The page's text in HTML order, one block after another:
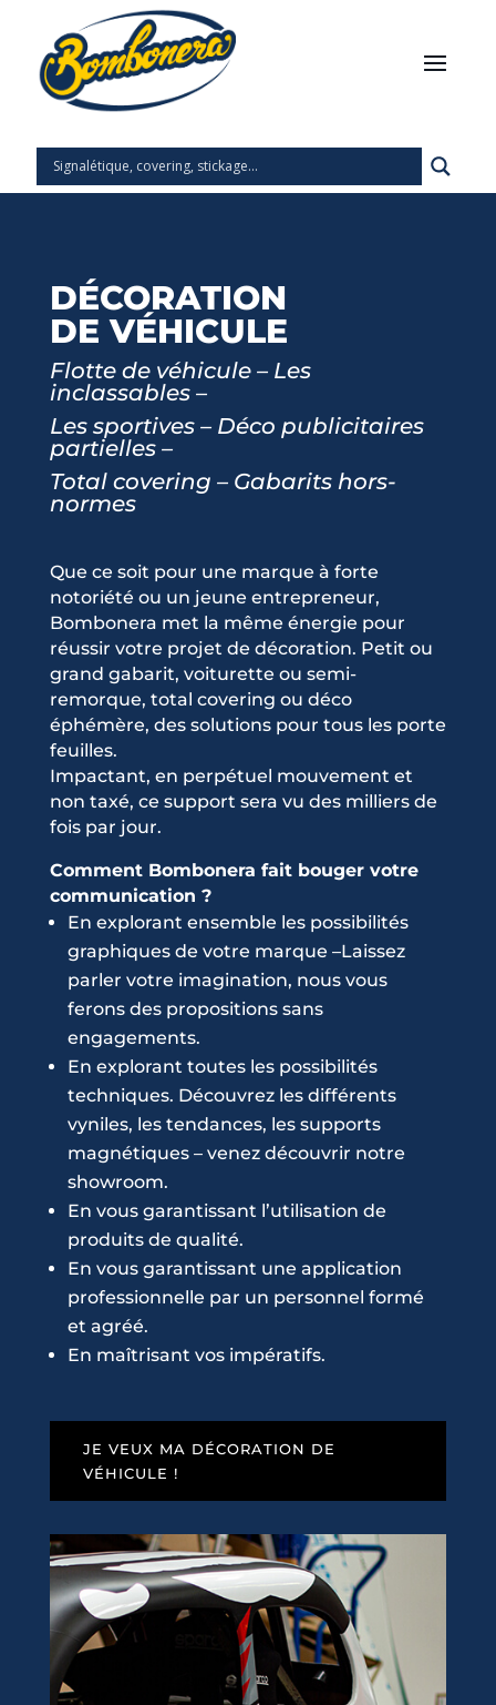
DÉCORATION
DE VÉHICULE
Flotte de véhicule – Les
inclassables –
Les sportives – Déco publicitaires
partielles –
Total covering – Gabarits hors-
normes
Que ce soit pour une marque à forte
notoriété ou un jeune entrepreneur,
Bombonera met la même énergie pour
réussir votre projet de décoration. Petit ou
grand gabarit, voiturette ou semi-
remorque, total covering ou déco
éphémère, des solutions pour tous les porte
feuilles.
Impactant, en perpétuel mouvement et
non taxé, ce support sera vu des milliers de
fois par jour.
Comment Bombonera fait bouger votre
communication ?
En explorant ensemble les possibilités
graphiques de votre marque –Laissez
parler votre imagination, nous vous
ferons des propositions sans
engagements.
En explorant toutes les possibilités
techniques. Découvrez les différents
vyniles, les tendances, les supports
magnétiques – venez découvrir notre
showroom.
En vous garantissant l’utilisation de
produits de qualité.
En vous garantissant une application
professionnelle par un personnel formé
et agréé.
En maîtrisant vos impératifs.
JE VEUX MA DÉCORATION DE
VÉHICULE !